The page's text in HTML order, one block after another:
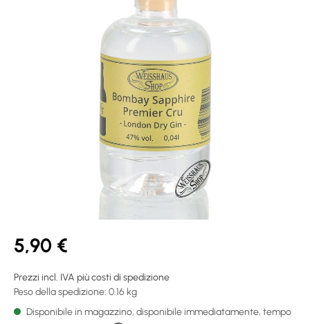
5,90 €
Prezzi incl. IVA più costi di spedizione
Peso della spedizione: 0.16 kg
Disponibile in magazzino, disponibile immediatamente, tempo